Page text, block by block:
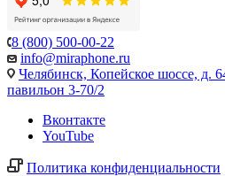
8 (800) 500-00-22
info@miraphone.ru
Челябинск, Копейское шоссе, д.
павильон 3-70/2
Вконтакте
YouTube
Политика конфиденциальности